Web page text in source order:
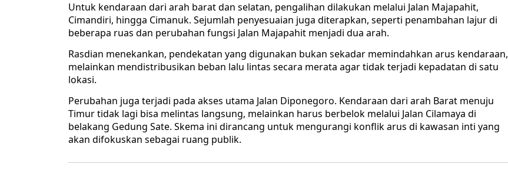
Untuk kendaraan dari arah barat dan selatan, pengalihan dilakukan melalui Jalan Majapahit,
Cimandiri, hingga Cimanuk. Sejumlah penyesuaian juga diterapkan, seperti penambahan lajur di
beberapa ruas dan perubahan fungsi Jalan Majapahit menjadi dua arah.
Rasdian menekankan, pendekatan yang digunakan bukan sekadar memindahkan arus kendaraan,
melainkan mendistribusikan beban lalu lintas secara merata agar tidak terjadi kepadatan di satu
lokasi.
Perubahan juga terjadi pada akses utama Jalan Diponegoro. Kendaraan dari arah Barat menuju
Timur tidak lagi bisa melintas langsung, melainkan harus berbelok melalui Jalan Cilamaya di
belakang Gedung Sate. Skema ini dirancang untuk mengurangi konflik arus di kawasan inti yang
akan difokuskan sebagai ruang publik.